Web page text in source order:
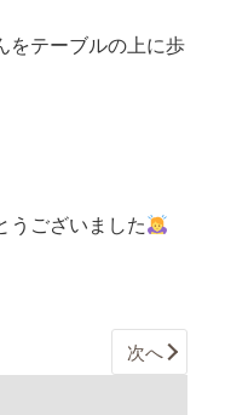
をテーブルの上に歩
うございました
次へ